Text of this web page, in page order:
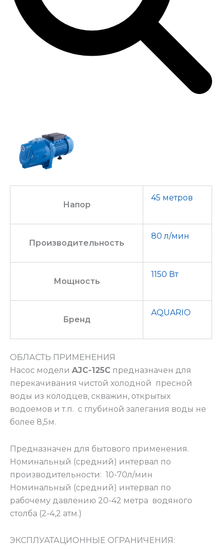
Напор
45 метров
Производительность
80 л/мин
Мощность
1150 Вт
Бренд
AQUARIO
ОБЛАСТЬ ПРИМЕНЕНИЯ
Насос модели AJC-125С предназначен для
перекачивания чистой холодной пресной
воды из колодцев, скважин, открытых
водоемов и т.п. с глубиной залегания воды не
более 8,5м.
Предназначен для бытового применения.
Номинальный (средний) интервал по
производительности: 10-70л/мин
Номинальный (средний) интервал по
рабочему давлению 20-42 метра водяного
столба (2-4,2 атм.)
ЭКСПЛУАТАЦИОННЫЕ ОГРАНИЧЕНИЯ: